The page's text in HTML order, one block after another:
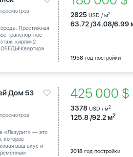
Престижная
транспортное
кирпич2
2825 USD / м2
63.72 /34.08/6.99
1958год постройки
Дом 53
«Лазурит» — это
которое
ваш вкус и
425 000
3378 USD / м2
125.8 /92.2 м2
2018год постройки